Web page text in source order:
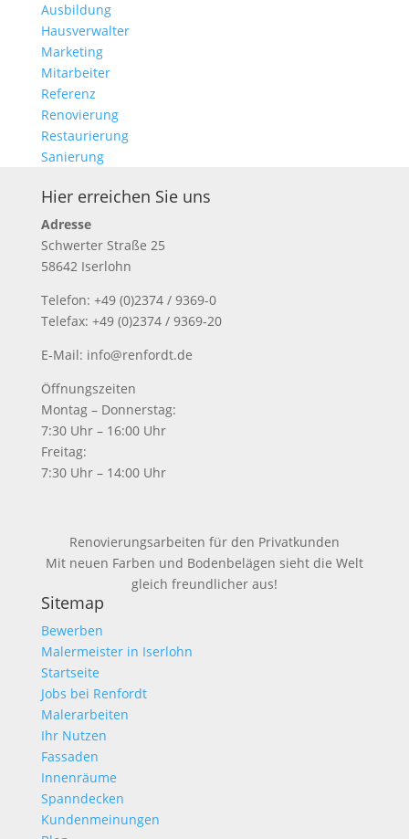
Ausbildung
Hausverwalter
Marketing
Mitarbeiter
Referenz
Renovierung
Restaurierung
Sanierung
Hier erreichen Sie uns
Adresse
Schwerter Straße 25
58642 Iserlohn
Telefon: +49 (0)2374 / 9369-0
Telefax: +49 (0)2374 / 9369-20
E-Mail: info@renfordt.de
Öffnungszeiten
Montag – Donnerstag:
7:30 Uhr – 16:00 Uhr
Freitag:
7:30 Uhr – 14:00 Uhr
Renovierungsarbeiten für den Privatkunden
Mit neuen Farben und Bodenbelägen sieht die Welt
gleich freundlicher aus!
Sitemap
Bewerben
Malermeister in Iserlohn
Startseite
Jobs bei Renfordt
Malerarbeiten
Ihr Nutzen
Fassaden
Innenräume
Spanndecken
Kundenmeinungen